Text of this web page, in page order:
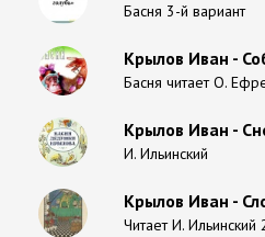
Басня 3-й вариант
Крылов Иван -
Басня читает О.
Крылов Иван -
И. Ильинский
Крылов Иван -
Читает И. Ильинский